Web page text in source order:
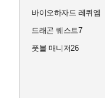
바이오하자드 레퀴엠
드래곤 퀘스트7
풋볼 매니저26